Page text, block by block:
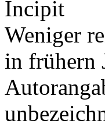
Incipit
Weniger
in frühern